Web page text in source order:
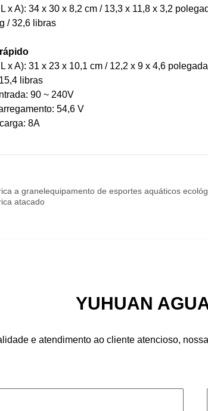
x A): 34 x 30 x 8,2 cm / 13,3 x 11,8 x 3,2
/ 32,6 libras
x A): 31 x 23 x 10,1 cm / 12,2 x 9 x 4,6
libras
90 ~ 240V
54,6 V
8A
a granelequipamento de esportes aquáticos
atacado
YUHUAN
e atendimento ao cliente atencioso,